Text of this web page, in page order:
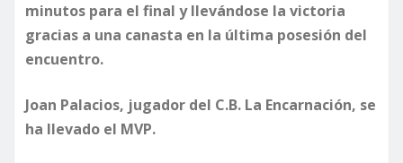
minutos para el final y llevándose la victoria
gracias a una canasta en la última posesión del
encuentro.
Joan Palacios, jugador del C.B. La Encarnación, se
ha llevado el MVP.